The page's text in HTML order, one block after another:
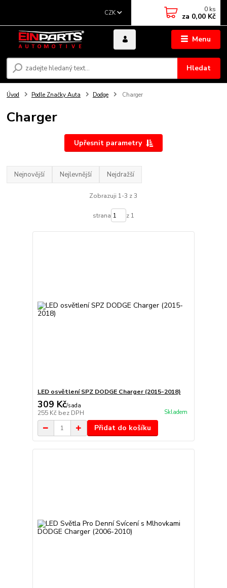
Menu
CZK
Hledat
0 ks
za 0,00 Kč
Úvod Podle Značky Auta Dodge Charger
Charger
Upřesnit parametry
Nejnovější Nejlevnější Nejdražší
Zobrazuji 1-3 z 3
strana z 1
LED osvětlení SPZ DODGE Charger (2015-2018)
309 Kč/sada
255 Kč bez DPH Skladem
Přidat do košíku